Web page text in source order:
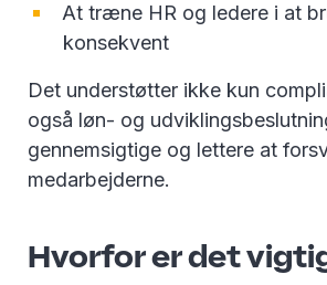
At træne HR og ledere i at
konsekvent
Det understøtter ikke kun
også løn- og
gennemsigtige og lettere at
medarbejderne.
Hvorfor er det